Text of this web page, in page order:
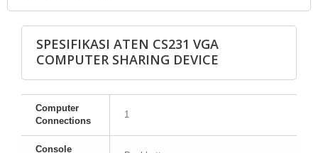
SPESIFIKASI ATEN CS231 VGA
COMPUTER SHARING DEVICE
Computer
Connections
1
Console